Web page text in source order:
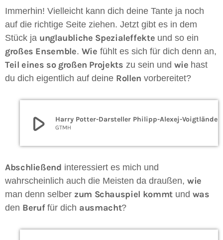
Immerhin! Vielleicht kann dich deine Tante ja noch
auf die richtige Seite ziehen. Jetzt gibt es in dem
Stück ja unglaubliche Spezialeffekte und so ein
großes Ensemble. Wie fühlt es sich für dich denn an,
Teil eines so großen Projekts zu sein und wie hast
du dich eigentlich auf deine Rollen vorbereitet?
play_arrow GTMH
Abschließend interessiert es mich und
wahrscheinlich auch die Meisten da draußen, wie
man denn selber zum Schauspiel kommtund was
den Beruffür dich ausmacht?